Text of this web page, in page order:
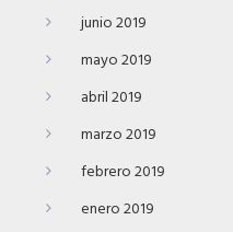
junio 2019
mayo 2019
abril 2019
marzo 2019
febrero 2019
enero 2019